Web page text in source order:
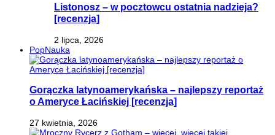
Listonosz – w pocztowcu ostatnia nadzieja?
[recenzja]
2 lipca, 2026
PopNauka
Gorączka latynoamerykańska – najlepszy reportaż
o Ameryce Łacińskiej [recenzja]
27 kwietnia, 2026